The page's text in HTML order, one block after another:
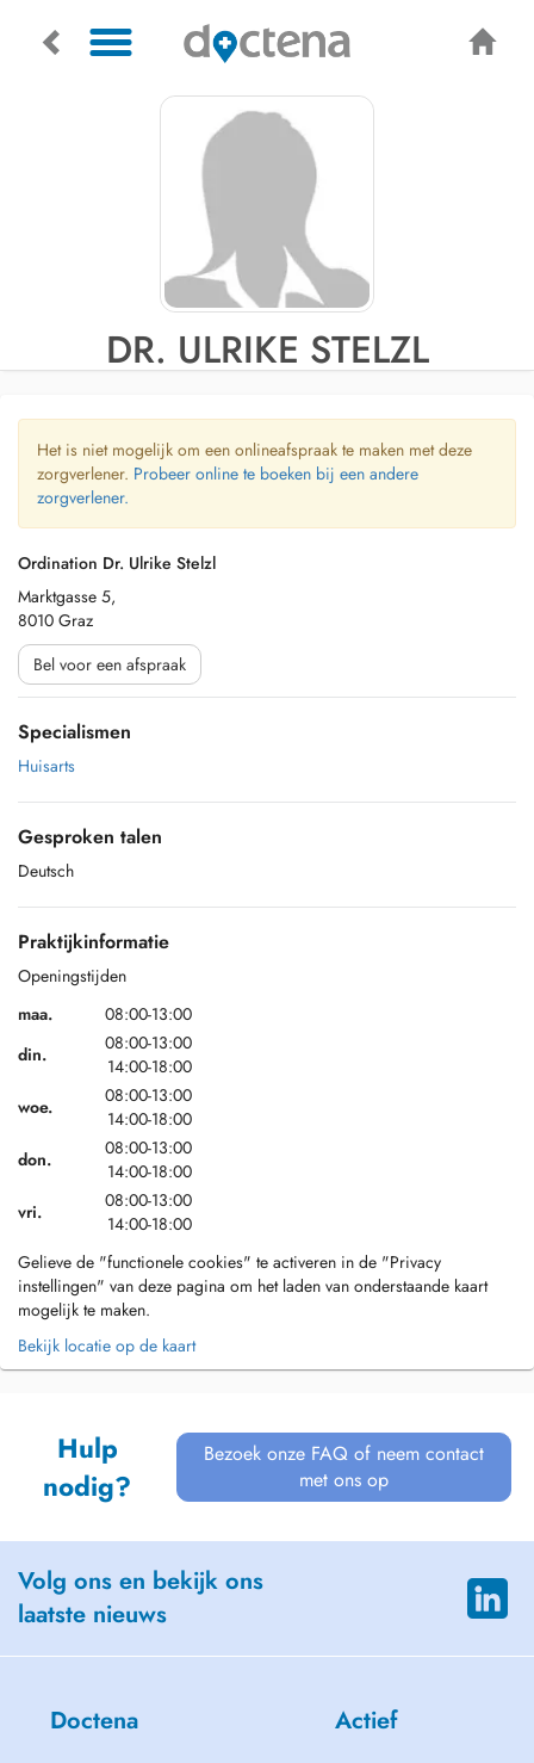
DR. ULRIKE STELZL
Het is niet mogelijk om een onlineafspraak te maken met deze
zorgverlener. Probeer online te boeken bij een andere
zorgverlener.
Ordination Dr. Ulrike Stelzl
Marktgasse 5,
8010 Graz
Bel voor een afspraak
Specialismen
Huisarts
Gesproken talen
Deutsch
Praktijkinformatie
Openingstijden
maa.
08:00-13:00
din.
08:00-13:00
14:00-18:00
woe.
08:00-13:00
14:00-18:00
don.
08:00-13:00
14:00-18:00
vri.
08:00-13:00
14:00-18:00
Gelieve de "functionele cookies" te activeren in de "Privacy
instellingen" van deze pagina om het laden van onderstaande kaart
mogelijk te maken.
Bekijk locatie op de kaart
Hulp
nodig?
Bezoek onze FAQ of neem contact
met ons op
Volg ons en bekijk ons
laatste nieuws
Doctena Actief